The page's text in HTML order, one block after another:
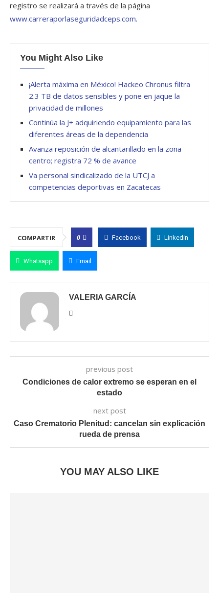
registro se realizará a través de la página
www.carreraporlaseguridadceps.com.
You Might Also Like
¡Alerta máxima en México! Hackeo Chronus filtra
2.3 TB de datos sensibles y pone en jaque la
privacidad de millones
Continúa la J+ adquiriendo equipamiento para las
diferentes áreas de la dependencia
Avanza reposición de alcantarillado en la zona
centro; registra 72 % de avance
Va personal sindicalizado de la UTCJ a
competencias deportivas en Zacatecas
COMPARTIR 0 Facebook Linkedin
Whatsapp Email
VALERIA GARCÍA
previous post
Condiciones de calor extremo se esperan en el
estado
next post
Caso Crematorio Plenitud: cancelan sin explicación
rueda de prensa
YOU MAY ALSO LIKE